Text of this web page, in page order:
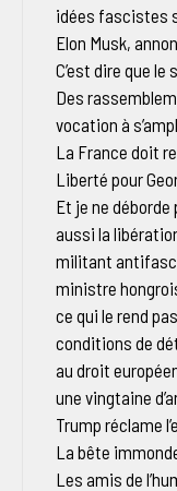
idées fascistes
Elon Musk,
C’est dire que le
Des
vocation à
La France doit
Liberté pour
Et je ne déborde
aussi la
militant
ministre
ce qui le rend
conditions de
au droit
une vingtaine
Trump réclame
La bête
Les amis de